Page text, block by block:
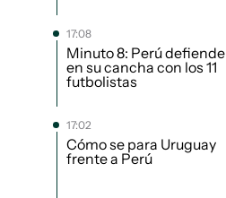
17:08
Minuto 8: Perú defiende
en su cancha con los 11
futbolistas
17:02
Cómo se para Uruguay
frente a Perú